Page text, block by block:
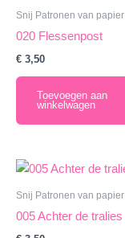
Snij Patronen van papier
020 Flessenpost
€ 3,50
Toevoegen aan
winkelwagen
Snij Patronen van papier
005 Achter de tralies